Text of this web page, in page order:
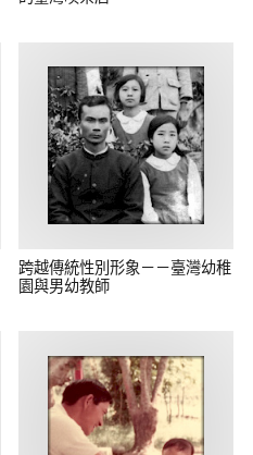
跨越傳統性別形象－－臺灣幼稚
園與男幼教師